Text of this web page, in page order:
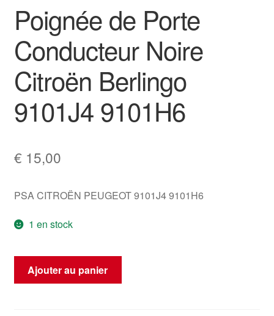
Poignée de Porte
Conducteur Noire
Citroën Berlingo
9101J4 9101H6
€ 15,00
PSA CITROËN PEUGEOT 9101J4 9101H6
1 en stock
quantité
Ajouter au panier